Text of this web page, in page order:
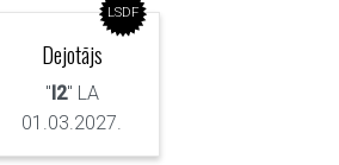
LSDF
Dejotājs
"I2" LA
01.03.2027.